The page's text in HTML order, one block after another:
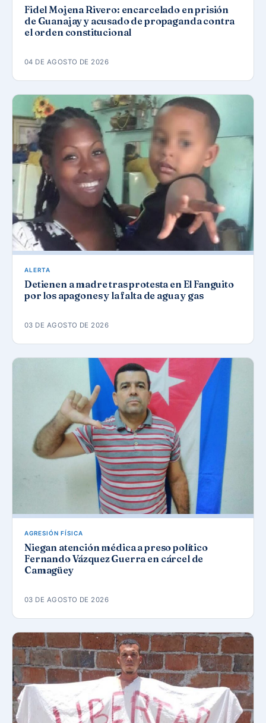
Fidel Mojena Rivero: encarcelado en prisión
de Guanajay y acusado de propaganda contra
el orden constitucional
04 DE AGOSTO DE 2026
ALERTA
Detienen a madre tras protesta en El Fanguito
por los apagones y la falta de agua y gas
03 DE AGOSTO DE 2026
AGRESIÓN FÍSICA
Niegan atención médica a preso político
Fernando Vázquez Guerra en cárcel de
Camagüey
03 DE AGOSTO DE 2026